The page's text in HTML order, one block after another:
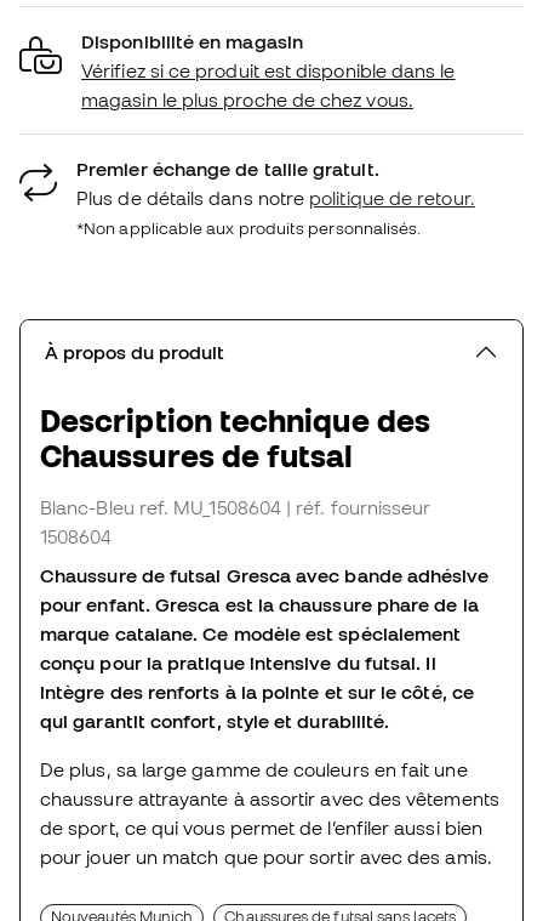
Disponibilité en magasin
Vérifiez si ce produit est disponible dans le
magasin le plus proche de chez vous.
Premier échange de taille gratuit.
Plus de détails dans notre politique de retour.
*Non applicable aux produits personnalisés.
À propos du produit
Description technique des
Chaussures de futsal
Blanc-Bleu ref. MU_1508604 | réf. fournisseur
1508604
Chaussure de futsal Gresca avec bande adhésive
pour enfant. Gresca est la chaussure phare de la
marque catalane. Ce modèle est spécialement
conçu pour la pratique intensive du futsal. Il
intègre des renforts à la pointe et sur le côté, ce
qui garantit confort, style et durabilité.
De plus, sa large gamme de couleurs en fait une
chaussure attrayante à assortir avec des vêtements
de sport, ce qui vous permet de l’enfiler aussi bien
pour jouer un match que pour sortir avec des amis.
Nouveautés Munich Chaussures de futsal sans lacets